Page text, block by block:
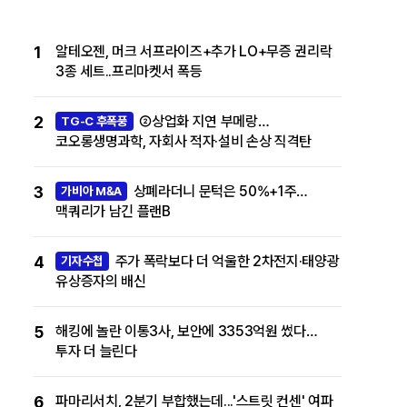
1
알테오젠, 머크 서프라이즈+추가 LO+무증 권리락
3종 세트..프리마켓서 폭등
2 TG-C 후폭풍
②상업화 지연 부메랑…
코오롱생명과학, 자회사 적자·설비 손상 직격탄
3 가비아 M&A
상폐라더니 문턱은 50%+1주…
맥쿼리가 남긴 플랜B
4 기자수첩
주가 폭락보다 더 억울한 2차전지·태양광
유상증자의 배신
5
해킹에 놀란 이통3사, 보안에 3353억원 썼다…
투자 더 늘린다
6 파마리서치, 2분기 부합했는데...'스트릿 컨센' 여파